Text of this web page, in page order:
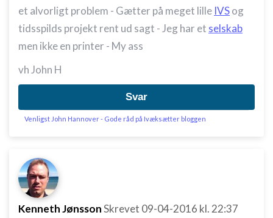
et alvorligt problem - Gætter på meget lille IVSog
tidsspilds projekt rent ud sagt - Jeg har et selskab
men ikke en printer - My ass
vh John H
Svar
Venligst John Hannover - Gode råd på Ivæksætter bloggen
Kenneth JønssonSkrevet 09-04-2016 kl. 22:37